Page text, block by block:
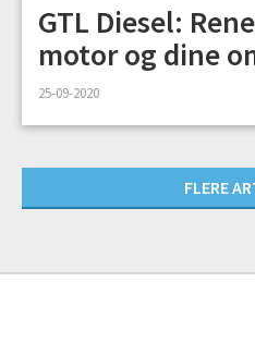
GTL Diesel:
motor og dine
25-09-2020
FLERE